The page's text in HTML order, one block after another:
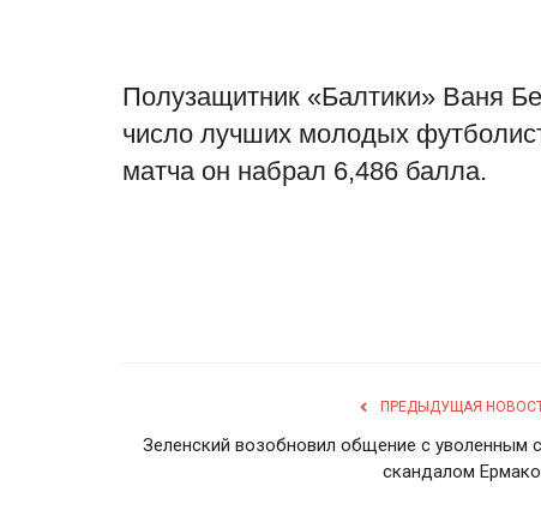
Полузащитник «Балтики» Ваня
число лучших молодых
матча он набрал 6,486 балла.
ПРЕДЫДУЩАЯ
Зеленский возобновил общение с уволенным
скандалом